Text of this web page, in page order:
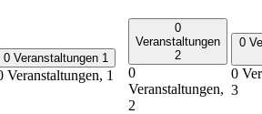
0 Veranstaltungen 1
Veranstaltungen, 1
0
Veranstaltungen
2
0
Veranstaltungen,
2
0
0
3